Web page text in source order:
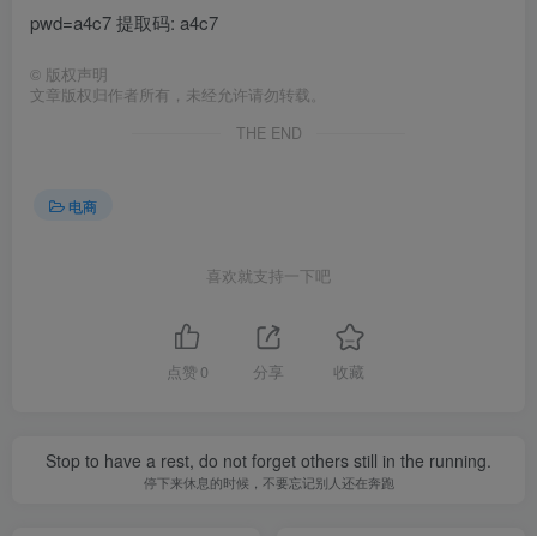
pwd=a4c7 提取码: a4c7
© 版权声明
文章版权归作者所有，未经允许请勿转载。
THE END
电商
喜欢就支持一下吧
点赞 0 分享 收藏
Stop to have a rest, do not forget others still in the running.
停下来休息的时候，不要忘记别人还在奔跑